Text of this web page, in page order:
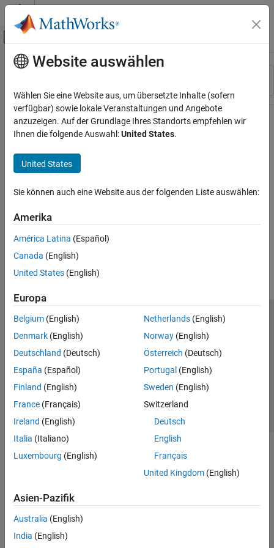
Weiter zum Inhalt
Umschaltung für Off-Canvas-
Ressource
Hauptinhalt
Website auswählen
Wählen Sie eine Website aus, um übersetzte Inhalte (sofern
verfügbar) sowie lokale Veranstaltungen und Angebote
anzuzeigen. Auf der Grundlage Ihres Standorts empfehlen wir
Ihnen die folgende Auswahl:United States.
United States
Sie können auch eine Website aus der folgenden Liste auswählen:
Amerika
América Latina (Español)
Canada (English)
United States (English)
Europa
Belgium (English)
Denmark (English)
Deutschland (Deutsch)
España (Español)
Finland (English)
France (Français)
Ireland (English)
Italia (Italiano)
Luxembourg (English)
Netherlands(English)
Norway(English)
Österreich (Deutsch)
Portugal (English)
Sweden (English)
Switzerland
Deutsch
English
Français
United Kingdom(English)
Asien-Pazifik
Australia (English)
India (English)
Trust Center
Datenschutz-Richtlinien
Datendiebstahl verhindern
Status von Anwendungen
© 1994-2026 The MathWorks, Inc.
Website auswählen
Deutschland